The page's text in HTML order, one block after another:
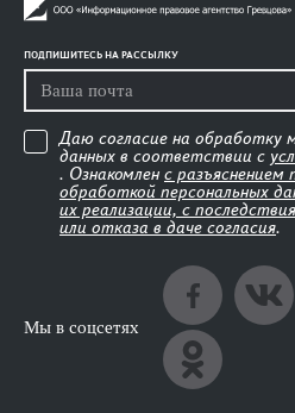
ПОДПИШИТЕСЬ НА РАССЫЛКУ
Даю согласие на обработку
данных в соответствии с
. Ознакомлен с разъяснением
обработкой персональных
их реализации, с
или отказа в даче согласия.
Мы в соцсетях